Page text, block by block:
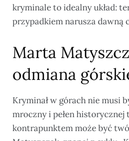
kryminale to idealny układ:
przypadkiem narusza dawną
Marta
odmiana
Kryminał w górach nie musi
mroczny i pełen historycznej
kontrapunktem może być